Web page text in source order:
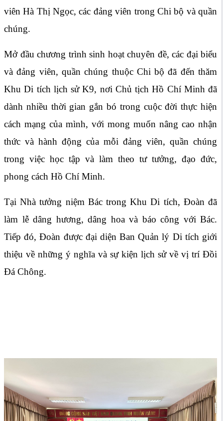
viên Hà Thị Ngọc, các đảng viên trong Chi bộ và quần
chúng.
Mở đầu chương trình sinh hoạt chuyên đề, các đại biểu
và đảng viên, quần chúng thuộc Chi bộ đã đến thăm
Khu Di tích lịch sử K9, nơi Chủ tịch Hồ Chí Minh đã
dành nhiều thời gian gắn bó trong cuộc đời thực hiện
cách mạng của mình, với mong muốn nâng cao nhận
thức và hành động của mỗi đảng viên, quần chúng
trong việc học tập và làm theo tư tưởng, đạo đức,
phong cách Hồ Chí Minh.
Tại Nhà tưởng niệm Bác trong Khu Di tích, Đoàn đã
làm lễ dâng hương, dâng hoa và báo công với Bác.
Tiếp đó, Đoàn được đại diện Ban Quản lý Di tích giới
thiệu về những ý nghĩa và sự kiện lịch sử về vị trí Đồi
Đá Chông.